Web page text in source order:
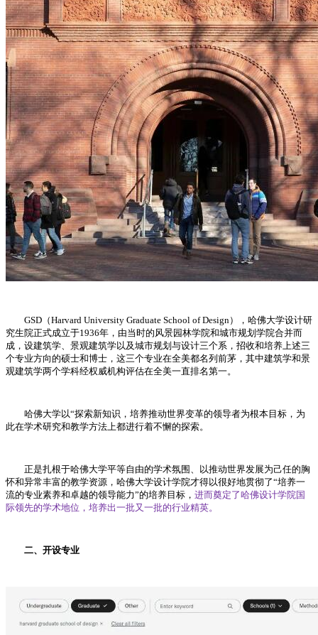
GSD（Harvard University Graduate School of Design），哈佛大学设计研
究生院正式成立于1936年，由当时的风景园林学院和城市规划学院合并而
成，设建筑学、景观建筑学以及城市规划与设计三个系，招收和培养上述三
个专业方向的硕士和博士，这三个专业在全美都名列前茅，其中建筑学和景
观建筑学两个学科经权威机构评估在全美一直排名第一。
哈佛大学以“探索新知识，培养推动世界变革的领导者为根本目标，为
此在学术研究和教学方法上都进行着不懈的探索。
正是扎根于哈佛大学平等自由的学术氛围、以推动世界发展为己任的胸
怀和异常丰富的教学资源，哈佛大学设计学院才得以很好地贯彻了“培养一
流的专业素养和卓越的领导能力”的培养目标， 进而奠定了哈佛设计学院国
际领先的学术地位，培养出一批又一批的行业精英。
二、开设专业